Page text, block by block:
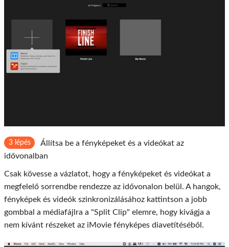
3 lépés
Állítsa be a fényképeket és a videókat az
idővonalban
Csak kövesse a vázlatot, hogy a fényképeket és videókat a
megfelelő sorrendbe rendezze az idővonalon belül. A hangok,
fényképek és videók szinkronizálásához kattintson a jobb
gombbal a médiafájlra a "Split Clip" elemre, hogy kivágja a
nem kívánt részeket az iMovie fényképes diavetítéséből.